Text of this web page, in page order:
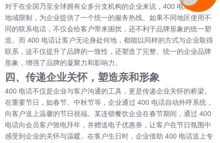
对于在全国乃至全球拥有众多分支机构的企业来说，400 电话打破了
地域限制，为企业提供了一个统一的服务热线。如果不同地区使用不
同的联系电话，不仅会给客户带来困扰，还不利于品牌形象的统一塑
造。而 400 电话让客户无论身处何地，都能以同样的方式与企业取得
联系，这不仅提升了品牌的一致性，还塑造了完整、统一的企业品牌
形象，增强了品牌的凝聚力和影响力。
四、传递企业关怀，塑造亲和形象
400 电话不仅是企业与客户沟通的工具，更是传递企业关怀的桥梁。
在重要节日，如春节、中秋节等，企业通过 400 电话自动外呼系统，
向客户送上温馨的节日祝福。某连锁餐饮企业在春节期间，通过 400
电话向会员客户致电拜年，并赠送电子优惠券，让客户在节日氛围中
感受到企业的关怀与温暖。在客户生日时，企业借助 400 电话送上专